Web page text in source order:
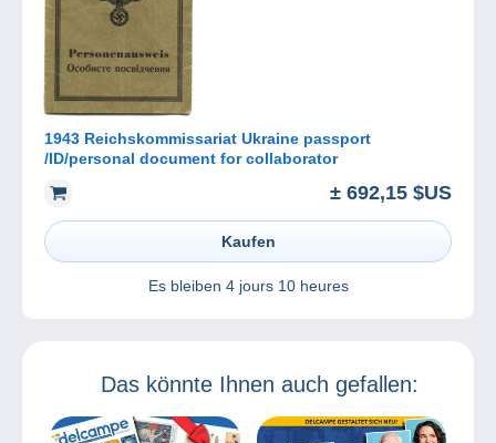
1943 Reichskommissariat Ukraine passport
/ID/personal document for collaborator
± 692,15 $US
Kaufen
Es bleiben 4 jours 10 heures
Das könnte Ihnen auch gefallen: